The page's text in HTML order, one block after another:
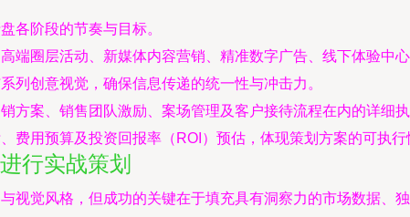
各阶段的节奏与目标。
端圈层活动、新媒体内容营销、精准数字广告、线下体验中心
列创意视觉，确保信息传递的统一性与冲击力。
方案、销售团队激励、案场管理及客户接待流程在内的详细执
费用预算及投资回报率（ROI）预估，体现策划方案的可执行
行实战策划
视觉风格，但成功的关键在于填充具有洞察力的市场数据、